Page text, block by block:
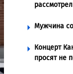
Мужчина
Концерт
просят не